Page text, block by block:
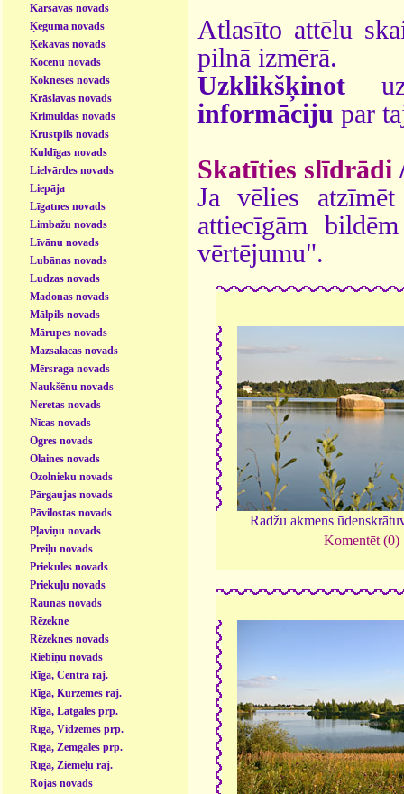
Kārsavas novads
Ķeguma novads
Ķekavas novads
Kocēnu novads
Kokneses novads
Krāslavas novads
Krimuldas novads
Krustpils novads
Kuldīgas novads
Lielvārdes novads
Liepāja
Līgatnes novads
Limbažu novads
Līvānu novads
Lubānas novads
Ludzas novads
Madonas novads
Mālpils novads
Mārupes novads
Mazsalacas novads
Mērsraga novads
Naukšēnu novads
Neretas novads
Nīcas novads
Ogres novads
Olaines novads
Ozolnieku novads
Pārgaujas novads
Pāvilostas novads
Pļaviņu novads
Preiļu novads
Priekules novads
Priekuļu novads
Raunas novads
Rēzekne
Rēzeknes novads
Riebiņu novads
Rīga, Centra raj.
Rīga, Kurzemes raj.
Rīga, Latgales prp.
Rīga, Vidzemes prp.
Rīga, Zemgales prp.
Rīga, Ziemeļu raj.
Rojas novads
Atlasīto attēlu
pilnā izmērā.
Uzklikšķinot
informāciju par
Skatīties slīdrādi
Ja vēlies
attiecīgām
vērtējumu".
Radžu akmens
Komentēt (0)